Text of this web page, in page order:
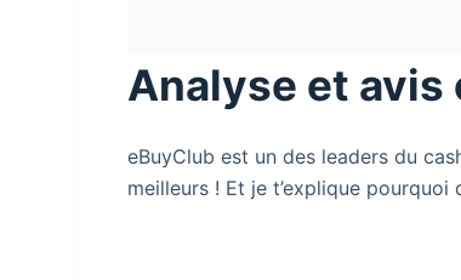
Analyse et avis
eBuyClub est un des leaders du
meilleurs ! Et je t’explique pourquoi